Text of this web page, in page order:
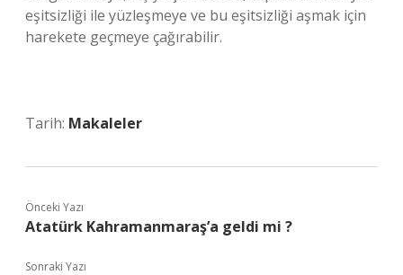
eşitsizliği ile yüzleşmeye ve bu eşitsizliği aşmak için
harekete geçmeye çağırabilir.
Tarih: Makaleler
Önceki Yazı
Atatürk Kahramanmaraş’a geldi mi ?
Sonraki Yazı